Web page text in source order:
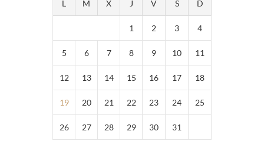
L M X J V S D
1 2 3 4
5 6 7 8 9 10 11
12 13 14 15 16 17 18
19 20 21 22 23 24 25
26 27 28 29 30
31